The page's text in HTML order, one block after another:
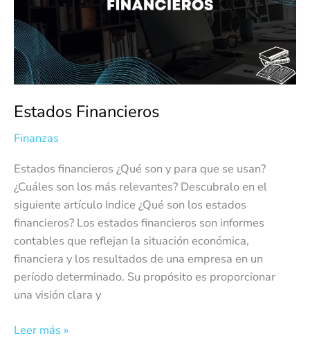
Estados Financieros
Finanzas
Estados financieros ¿Qué son y para que se usan?
¿Cuáles son los más relevantes? Descubralo en el
siguiente artículo Indice ¿Qué son los estados
financieros? Los estados financieros son informes
contables que reflejan la situación económica,
financiera y los resultados de una empresa en un
período determinado. Su propósito es proporcionar
una visión clara y
Leer más »